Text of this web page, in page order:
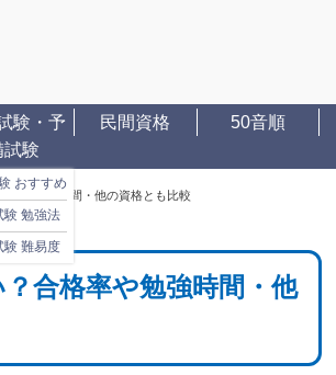
験・予
試験
おすすめ
験 勉強法
験 難易度
民間資格 50音順
率や勉強時間・他の資格とも比較
合格率や勉強時間・他